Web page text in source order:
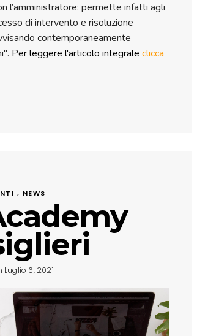
l’amministratore: permette infatti agli
di intervento e risoluzione
contemporaneamente
Per leggere l'articolo integrale clicca
, NEWS
Luglio 6, 2021